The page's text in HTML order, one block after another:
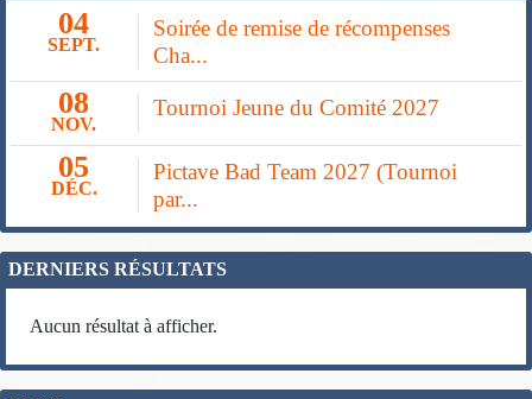
04
SEPT.
Soirée de remise de récompenses
Cha...
08
NOV.
Tournoi Jeune du Comité 2027
05
DÉC.
Pictave Bad Team 2027 (Tournoi
par...
DERNIERS RÉSULTATS
Aucun résultat à afficher.